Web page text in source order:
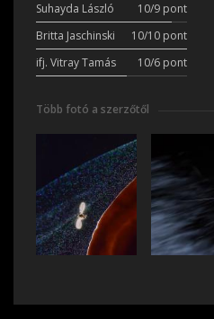
Suhayda László 10/9 pont
Britta Jaschinski
10/10 pont
ifj. Vitray Tamás
10/6 pont
Több fotó a szerzőtől